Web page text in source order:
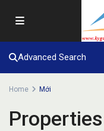
Advanced Search
Home Mới